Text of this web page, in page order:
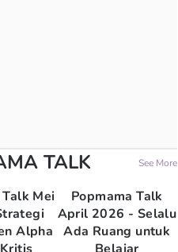
TALK See More
Mei
Alpha
Popmama Talk
April 2026 - Selalu
Ada Ruang untuk